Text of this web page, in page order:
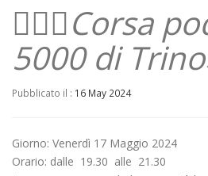
🏃🏼‍♀️Corsa
5000 di
Pubblicato il : 16 May 2024
Giorno: Venerdì 17 Maggio 2024
Orario: dalle 19.30 alle 21.30